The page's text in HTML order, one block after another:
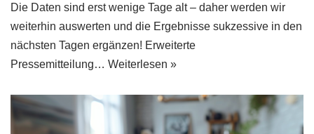
Die Daten sind erst wenige Tage alt – daher werden wir
weiterhin auswerten und die Ergebnisse sukzessive in den
nächsten Tagen ergänzen! Erweiterte
Pressemitteilung… Weiterlesen »